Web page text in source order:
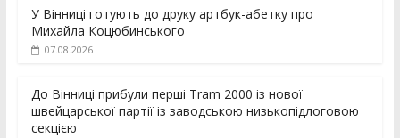
У Вінниці готують до друку артбук-абетку про
Михайла Коцюбинського
07.08.2026
До Вінниці прибули перші Tram 2000 із нової
швейцарської партії із заводською низькопідлоговою
секцією